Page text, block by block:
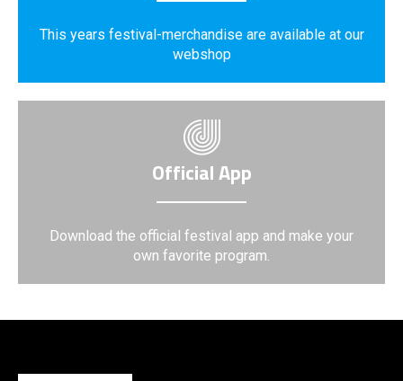
This years festival-merchandise are available at our
webshop
Official App
Download the official festival app and make your
own favorite program.